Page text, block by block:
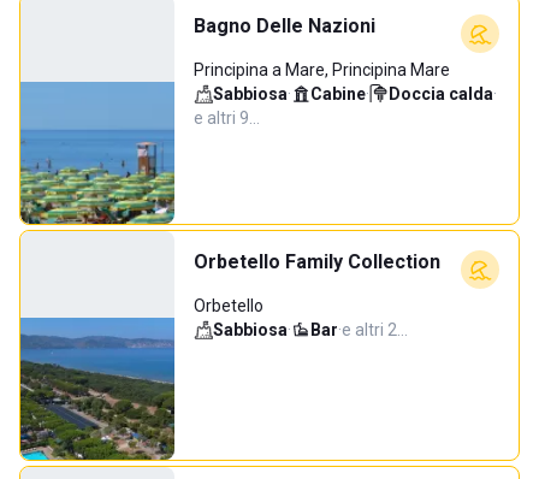
Bagno Delle Nazioni
Principina a Mare, Principina Mare
Sabbiosa· Cabine· Doccia calda·
e altri 9…
Orbetello Family Collection
Orbetello
Sabbiosa· Bar·e altri 2…